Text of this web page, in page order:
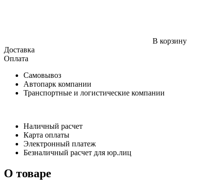
В корзину
Доставка
Оплата
Самовывоз
Автопарк компании
Транспортные и логистические компании
Наличный расчет
Карта оплаты
Электронный платеж
Безналичный расчет для юр.лиц
О товаре